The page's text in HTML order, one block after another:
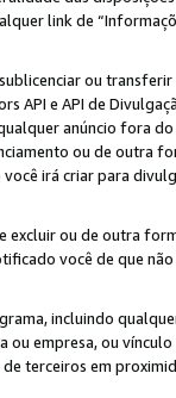
link de
ou
API e API de
anúncio fora
ou de outra
irá criar para
excluir ou de outra
você de que
incluindo
ou empresa, ou
terceiros em